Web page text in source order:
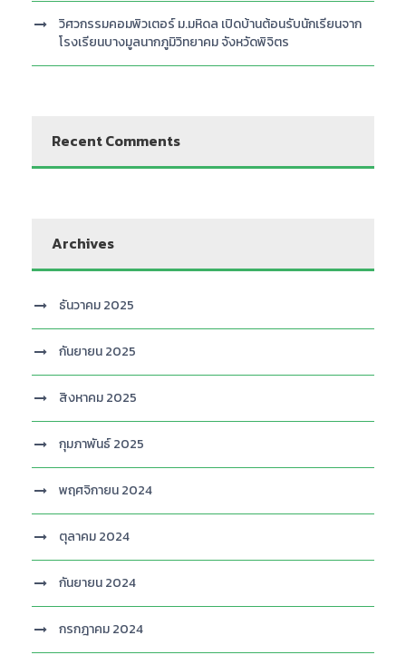
วิศวกรรมคอมพิวเตอร์ ม.มหิดล เปิดบ้านต้อนรับนักเรียนจาก
โรงเรียนบางมูลนากภูมิวิทยาคม จังหวัดพิจิตร
Recent Comments
Archives
ธันวาคม 2025
กันยายน 2025
สิงหาคม 2025
กุมภาพันธ์ 2025
พฤศจิกายน 2024
ตุลาคม 2024
กันยายน 2024
กรกฎาคม 2024